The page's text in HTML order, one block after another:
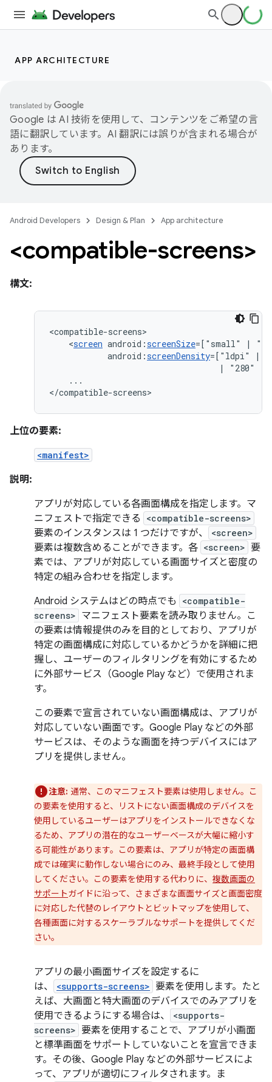
APP ARCHITECTURE
Google は AI 技術を使用して、コンテンツをご希望の言
語に翻訳しています。AI 翻訳には誤りが含まれる場合が
あります。
Android Developers Design & Plan App architecture
<compatible-screens>
構文:
<screen android:screenSize=["small" |
android:screenDensity=["ldpi" |
|
"280"
...
</compatible-screens>
上位の要素:
<manifest>
説明:
アプリが対応している各画面構成を指定します。マ
ニフェストで指定できる
<compatible-screens>
要素のインスタンスは 1 つだけですが、 <screen>
要素は複数含めることができます。各 <screen> 要
素では、アプリが対応している画面サイズと密度の
特定の組み合わせを指定します。
Android システムはどの時点でも
<compatible-
screens> マニフェスト要素を読み取りません。こ
の要素は情報提供のみを目的としており、アプリが
特定の画面構成に対応しているかどうかを詳細に把
握し、ユーザーのフィルタリングを有効にするため
に外部サービス（Google Play など）で使用されま
す。
この要素で宣言されていない画面構成は、アプリが
対応していない画面です。Google Play などの外部
サービスは、そのような画面を持つデバイスにはア
プリを提供しません。
注意: 通常、このマニフェスト要素は使用しません。こ
の要素を使用すると、リストにない画面構成のデバイスを
使用しているユーザーはアプリをインストールできなくな
るため、アプリの潜在的なユーザーベースが大幅に縮小す
る可能性があります。この要素は、アプリが特定の画面構
成では確実に動作しない場合にのみ、最終手段として使用
してください。この要素を使用する代わりに、 複数画面の
サポートガイドに沿って、さまざまな画面サイズと画面密度
に対応した代替のレイアウトとビットマップを使用して、
各種画面に対するスケーラブルなサポートを提供してくだ
さい。
アプリの最小画面サイズを設定するに
は、
<supports-screens> 要素を使用します。たと
えば、大画面と特大画面のデバイスでのみアプリを
使用できるようにする場合は、
<supports-
screens> 要素を使用することで、アプリが小画面
と標準画面をサポートしていないことを宣言できま
す。その後、Google Play などの外部サービスによ
って、アプリが適切にフィルタされます。ま